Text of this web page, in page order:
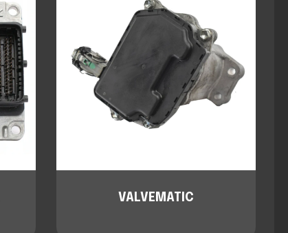
VALVEMATIC